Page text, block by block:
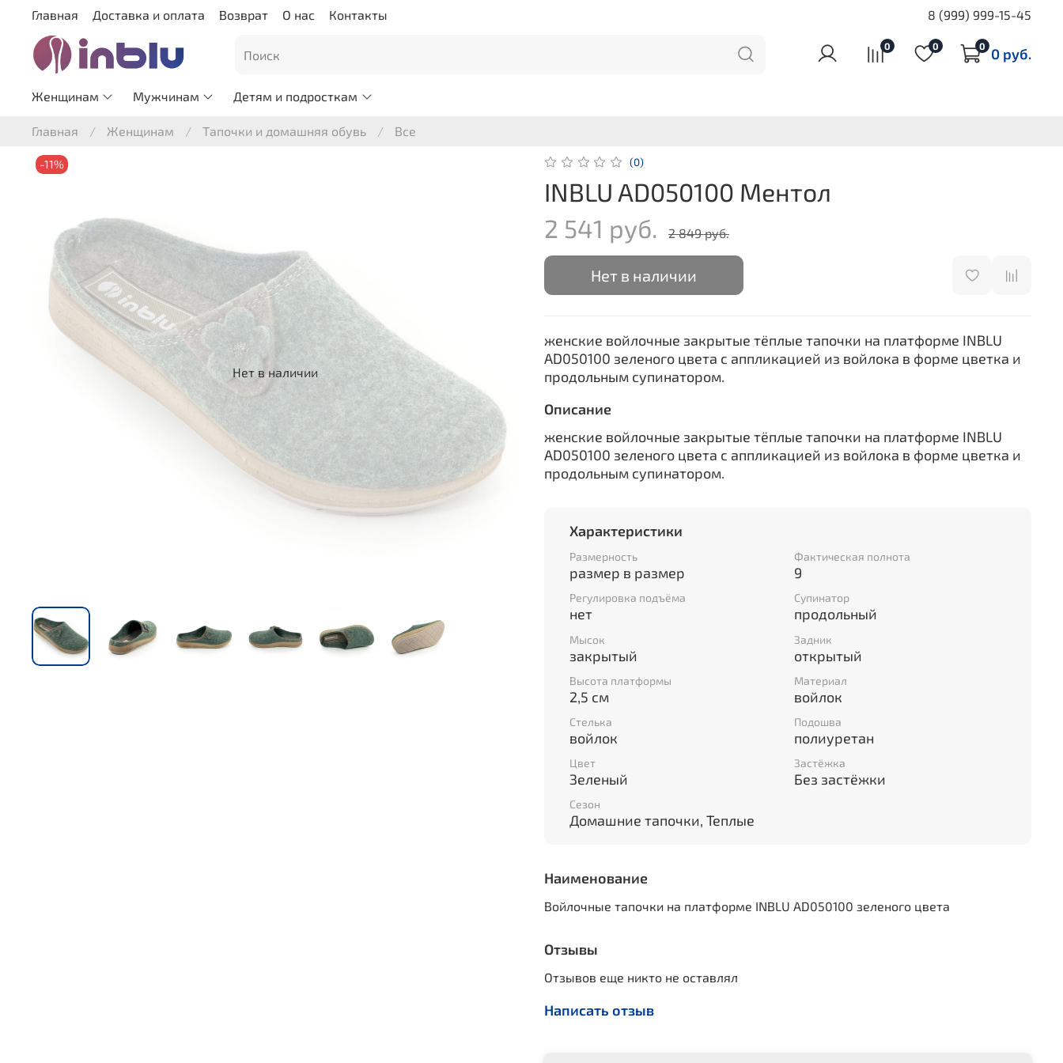
Главная Доставка и оплата Возврат О нас Контакты 8 (999) 999-15-45
0 0 0 0 руб.
Женщинам Мужчинам Детям и подросткам
Главная Женщинам Тапочки и домашняя обувь Все
Нет в наличии
-11% (0)
INBLU AD050100 Ментол
2 541 руб.
2 849 руб.
Нет в наличии
женские войлочные закрытые тёплые тапочки на платформе INBLU
AD050100 зеленого цвета с аппликацией из войлока в форме цветка и
продольным супинатором.
Описание
женские войлочные закрытые тёплые тапочки на платформе INBLU
AD050100 зеленого цвета с аппликацией из войлока в форме цветка и
продольным супинатором.
Характеристики
Размерность
размер в размер
Фактическая полнота
9
Регулировка подъёма
нет
Супинатор
продольный
Мысок
закрытый
Задник
открытый
Высота платформы
2,5 см
Материал
войлок
Стелька
войлок
Подошва
полиуретан
Цвет
Зеленый
Застёжка
Без застёжки
Сезон
Домашние тапочки, Теплые
Наименование
Войлочные тапочки на платформе INBLU AD050100 зеленого цвета
Отзывы
Отзывов еще никто не оставлял
Написать отзыв